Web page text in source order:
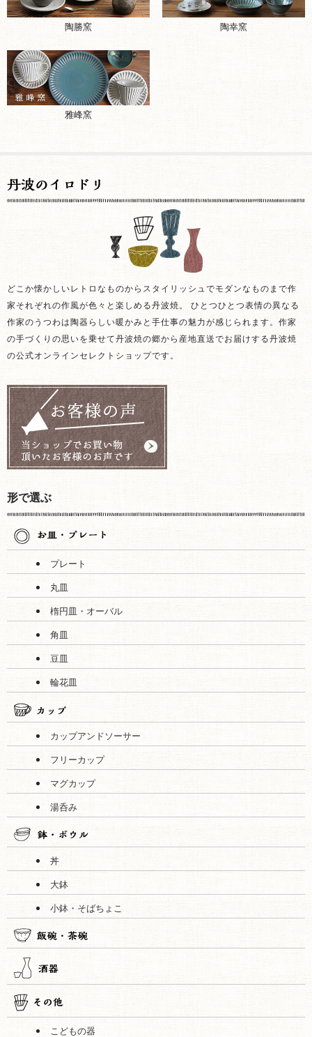
陶勝窯 陶幸窯
雅峰窯
どこか懐かしいレトロなものからスタイリッシュでモダンなものまで作
家それぞれの作風が色々と楽しめる丹波焼。 ひとつひとつ表情の異なる
作家のうつわは陶器らしい暖かみと手仕事の魅力が感じられます。作家
の手づくりの思いを乗せて丹波焼の郷から産地直送でお届けする丹波焼
の公式オンラインセレクトショップです。
形で選ぶ
プレート
丸皿
楕円皿・オーバル
角皿
豆皿
輪花皿
カップアンドソーサー
フリーカップ
マグカップ
湯呑み
丼
大鉢
小鉢・そばちょこ
こどもの器